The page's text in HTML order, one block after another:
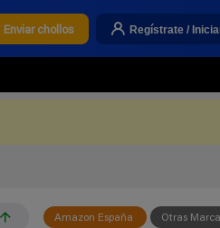
Enviar chollos Regístrate /
Amazon España Otras